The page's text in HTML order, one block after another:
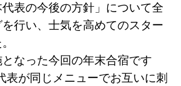
表の今後の方針」について全
行い、士気を高めてのスター
なった今回の年末合宿です
表が同じメニューでお互いに刺